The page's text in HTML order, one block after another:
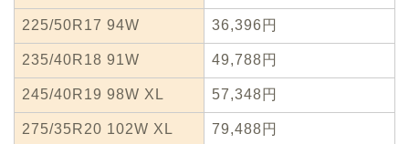
225/50R17 94W 36,396円
235/40R18 91W 49,788円
245/40R19 98W XL 57,348円
275/35R20 102W XL 79,488円